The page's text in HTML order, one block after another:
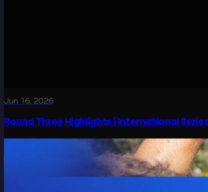
Jun 16, 2026
Round Three Highlights | International